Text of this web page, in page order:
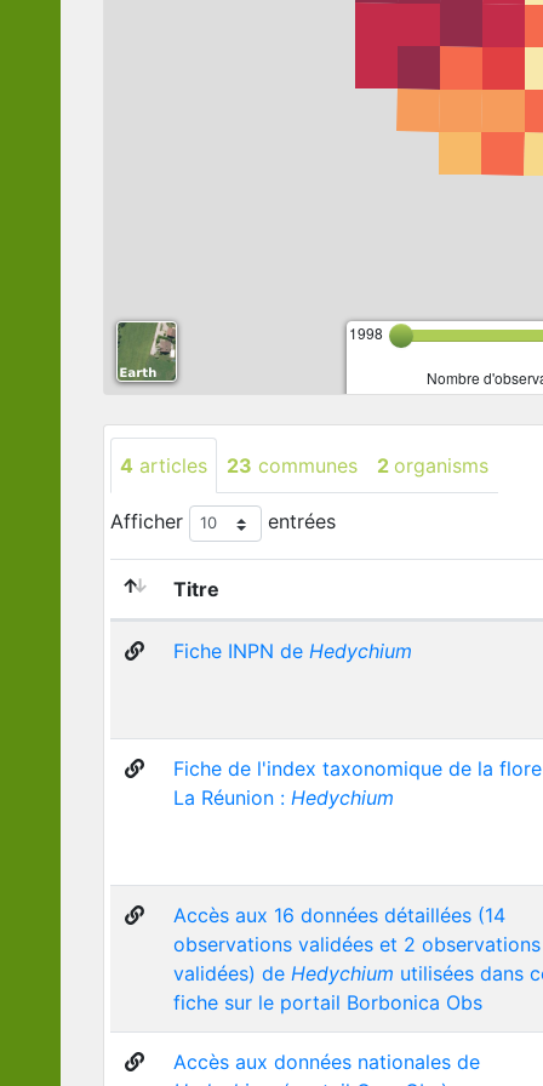
1998
Nombre
4 articles 23 communes 2 organisms
Afficher entrées
Titre
Fiche INPN de Hedychium
Fiche de l'index taxonomique de la
La Réunion : Hedychium
Accès aux 16 données détaillées (14
observations validées et 2
validées) de Hedychium utilisées dans
fiche sur le portail Borbonica Obs
Accès aux données nationales de